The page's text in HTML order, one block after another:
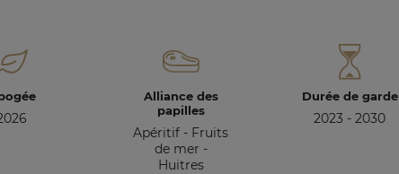
Alliance des
papilles
Apéritif - Fruits
de mer -
Huitres
Durée de garde
2023 - 2030